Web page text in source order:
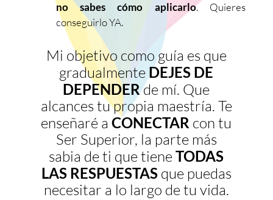
no sabes cómo aplicarlo. Quieres
conseguirlo YA.
Mi objetivo como guía es que
gradualmente DEJES DE
DEPENDERde mí. Que
alcances tu propia maestría. Te
enseñaré aCONECTAR con tu
Ser Superior, la parte más
sabia de ti que tieneTODAS
LAS RESPUESTASque puedas
necesitar a lo largo de tu vida.